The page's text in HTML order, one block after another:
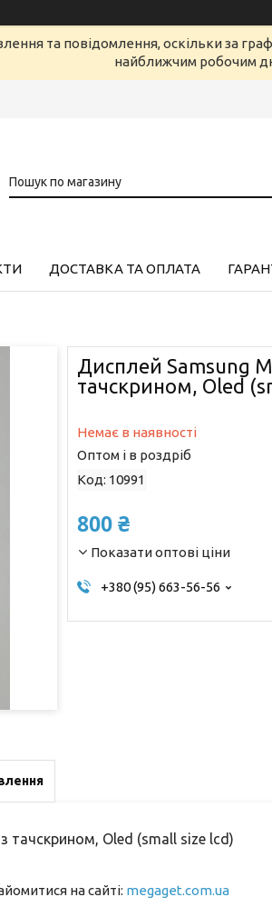
та повідомлення, оскільки за
найближчим робочим
ДОСТАВКА ТА ОПЛАТА
Дисплей Samsung
тачскрином, Oled
Немає в наявності
Оптом і в роздріб
Код: 10991
800 ₴
Показати оптові ціни
+380 (95) 663-56-56
тачскрином, Oled (small size lcd)
на сайті: megaget.com.ua